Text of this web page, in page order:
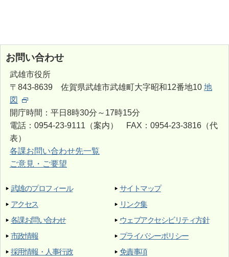
お問い合わせ
武雄市役所
〒843-8639 佐賀県武雄市武雄町大字昭和12番地10 地
図
開庁時間：平日8時30分～17時15分
電話：0954-23-9111（案内） FAX：0954-23-3816（代
表）
各課お問い合わせ先一覧
ご意見・ご要望
武雄のプロフィール
アクセス
各課お問い合わせ
市政情報
採用情報・人事行政
サイトマップ
リンク集
ウェブアクセシビリティ方針
プライバシーポリシー
免責事項